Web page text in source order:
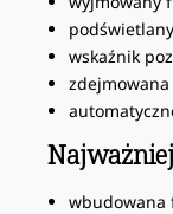
wskaźnik
wbudowana